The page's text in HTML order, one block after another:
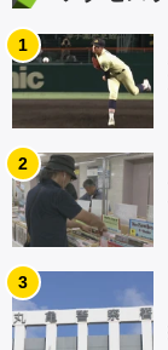
1
2
3